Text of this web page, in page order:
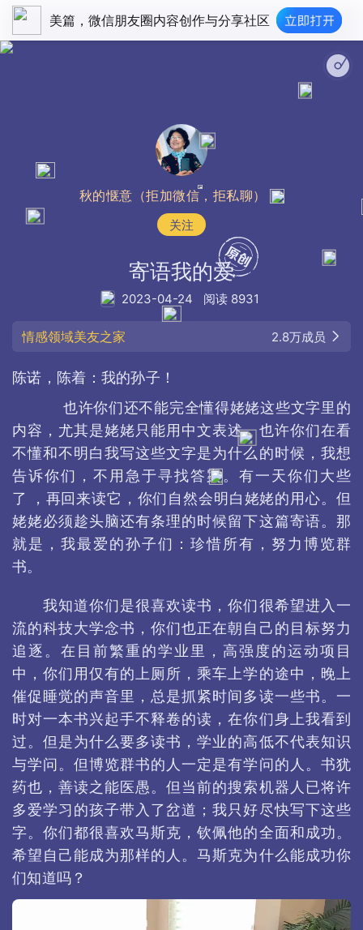
美篇，微信朋友圈内容创作与分享社区
秋的惬意（拒加微信，拒私聊）
关注
寄语我的爱
2023-04-24 阅读 8931
情感领域美友之家 2.8万成员
陈诺，陈着：我的孙子！
也许你们还不能完全懂得姥姥这些文字里的
内容，尤其是姥姥只能用中文表述。也许你们在看
不懂和不明白我写这些文字是为什么的时候，我想
告诉你们，不用急于寻找答案。有一天你们大些
了 ，再回来读它，你们自然会明白姥姥的用心。但
姥姥必须趁头脑还有条理的时候留下这篇寄语。那
就是，我最爱的孙子们：珍惜所有，努力博览群
书。
我知道你们是很喜欢读书，你们很希望进入一
流的科技大学念书，你们也正在朝自己的目标努力
追逐。在目前繁重的学业里，高强度的运动项目
中，你们用仅有的上厕所，乘车上学的途中，晚上
催促睡觉的声音里，总是抓紧时间多读一些书。一
时对一本书兴起手不释卷的读，在你们身上我看到
过。但是为什么要多读书，学业的高低不代表知识
与学问。但博览群书的人一定是有学问的人。书犹
药也，善读之能医愚。但当前的搜索机器人已将许
多爱学习的孩子带入了岔道；我只好尽快写下这些
字。你们都很喜欢马斯克，钦佩他的全面和成功。
希望自己能成为那样的人。马斯克为什么能成功你
们知道吗？